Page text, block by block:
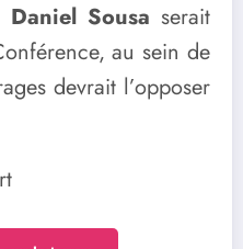
Daniel Sousa serait
au sein de
devrait l’opposer